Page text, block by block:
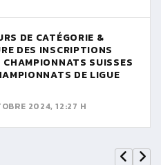
DE CATÉGORIE &
DES INSCRIPTIONS
CHAMPIONNATS SUISSES
DE LIGUE
2024, 12:27 H